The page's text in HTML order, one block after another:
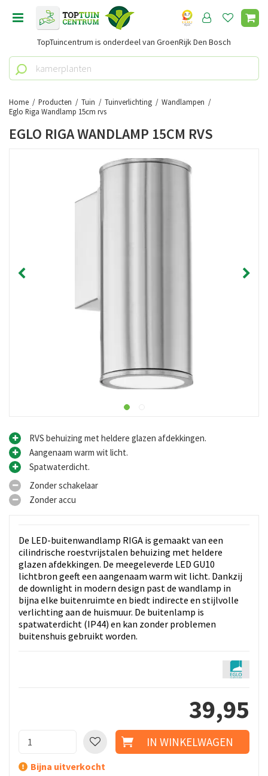
Home Producten Tuin Tuinverlichting
Wandlampen
Eglo Riga Wandlamp 15cm rvs
TopTuincentrum is onderdeel van GroenRijk Den Bosch
EGLO RIGA WANDLAMP 15CM RVS
RVS behuizing met heldere glazen afdekkingen.
Aangenaam warm wit licht.
Spatwaterdicht.
Zonder schakelaar
Zonder accu
De LED-buitenwandlamp RIGA is gemaakt van een
cilindrische roestvrijstalen behuizing met heldere
glazen afdekkingen. De meegeleverde LED GU10
lichtbron geeft een aangenaam warm wit licht. Dankzij
de downlight in modern design past de wandlamp in
bijna elke buitenruimte en biedt indirecte en stijlvolle
verlichting aan de huismuur. De buitenlamp is
spatwaterdicht (IP44) en kan zonder problemen
buitenshuis gebruikt worden.
39,95
Bijna uitverkocht